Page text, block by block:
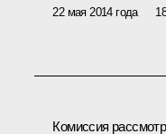
22 мая 2014 года
Комиссия